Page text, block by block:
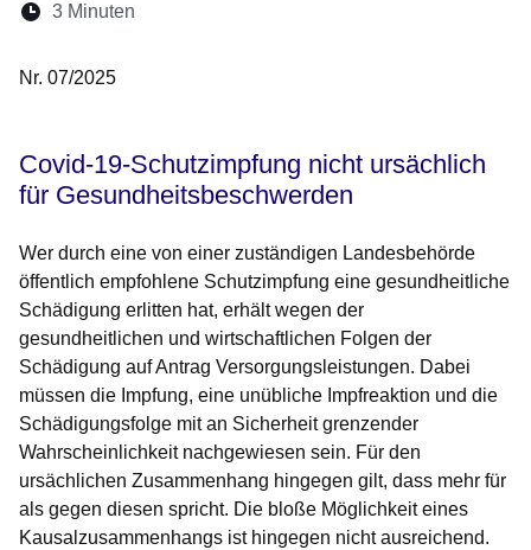
Lesedauer:
3 Minuten
Nr. 07/2025
Covid-19-Schutzimpfung nicht ursächlich
für Gesundheitsbeschwerden
Wer durch eine von einer zuständigen Landesbehörde
öffentlich empfohlene Schutz­­impfung eine gesundheitliche
Schädigung erlitten hat, erhält wegen der
gesundheitlichen und wirtschaftlichen Folgen der
Schädigung auf Antrag Versorgungsleistungen. Dabei
müssen die Impfung, eine unübliche Impfreaktion und die
Schädigungsfolge mit an Sicherheit grenzender
Wahrscheinlichkeit nachgewiesen sein. Für den
ursächlichen Zusammenhang hingegen gilt, dass mehr für
als gegen diesen spricht. Die bloße Möglichkeit eines
Kausalzusammenhangs ist hingegen nicht ausreichend.